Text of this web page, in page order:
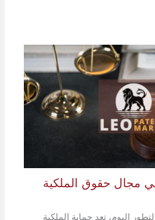
في مجال حقوق الملكية
اليوم، تعد حماية الملكية